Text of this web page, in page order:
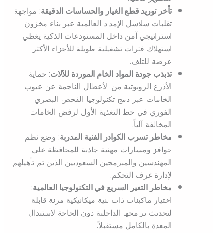
تأخر توريد قطع الغيار والحساسات الدقيقة: مواجهة
تقلبات سلاسل الإمداد العالمية عبر بناء مخزون
استراتيجي آمن داخل المستودعات الذكية يغطي
استهلاك فترات تشغيلية طويلة للأجزاء الأكثر
عرضة للتلف.
تذبذب جودة المواد الخام الموردة للآلات: حماية
الأذرع الروبوتية من الأعطال الناجمة عن عيوب
الخامات عبر دمج تكنولوجيا الفحص البصري
الفوري في خط التغذية الأول لرفض الخامات
المخالفة آلياً.
مخاطر تسرب الكوادر الفنية المدربة: وضع نظم
حوافز ومسارات مهنية جاذبة للمحافظة على
المهندسين والمبرمجين السعوديين الذين تم تأهيلهم
لإدارة غرف التحكم.
مخاطر التغير السريع في التكنولوجيا العالمية:
اختيار ماكينات ذات بنية ميكانيكية مرنة قابلة
لتحديث برامجها الداخلية دون الحاجة لاستبدال
المعدة بالكامل مستقبلاً.